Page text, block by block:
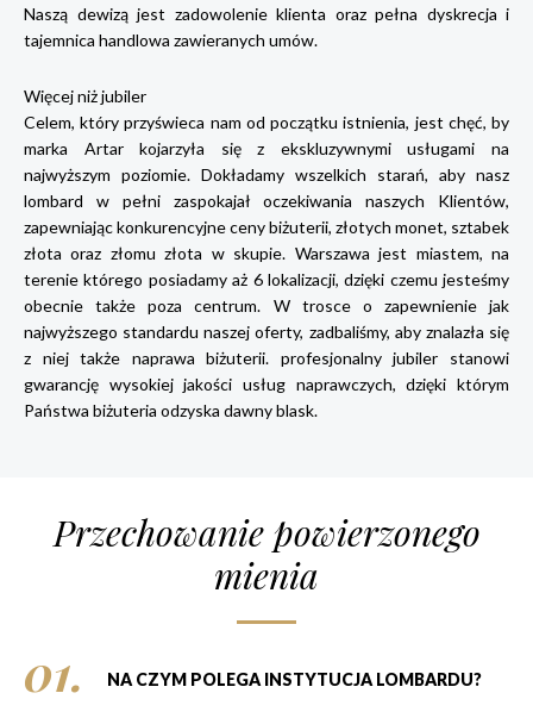
Naszą dewizą jest zadowolenie klienta oraz pełna dyskrecja i
tajemnica handlowa zawieranych umów.
Więcej niż jubiler
Celem, który przyświeca nam od początku istnienia, jest chęć, by
marka Artar kojarzyła się z ekskluzywnymi usługami na
najwyższym poziomie. Dokładamy wszelkich starań, aby nasz
lombard w pełni zaspokajał oczekiwania naszych Klientów,
zapewniając konkurencyjne ceny biżuterii, złotych monet, sztabek
złota oraz złomu złota w skupie. Warszawa jest miastem, na
terenie którego posiadamy aż 6 lokalizacji, dzięki czemu jesteśmy
obecnie także poza centrum. W trosce o zapewnienie jak
najwyższego standardu naszej oferty, zadbaliśmy, aby znalazła się
z niej także naprawa biżuterii. profesjonalny jubiler stanowi
gwarancję wysokiej jakości usług naprawczych, dzięki którym
Państwa biżuteria odzyska dawny blask.
Przechowanie powierzonego
mienia
01. NA CZYM POLEGA INSTYTUCJA LOMBARDU?